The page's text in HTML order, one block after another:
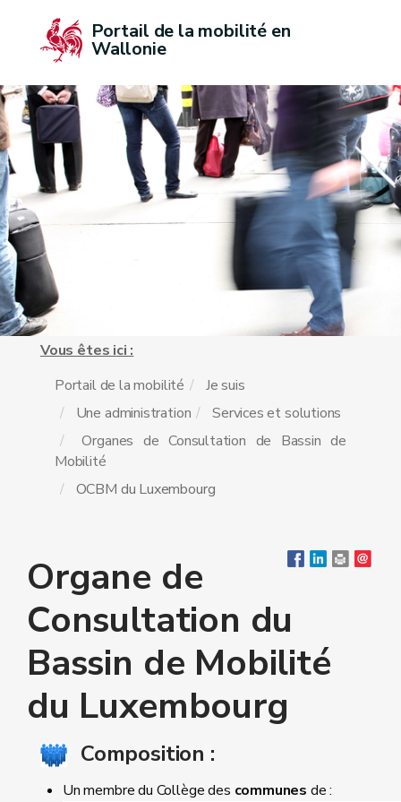
Portail de la mobilité en
Wallonie
Vous êtes ici :
Portail de la mobilité
Je suis
Une administration
Services et solutions
Organes de Consultation de Bassin de
Mobilité
OCBM du Luxembourg
Organe de
Consultation du
Bassin de Mobilité
du Luxembourg
Composition :
Un membre du Collège des communes de :